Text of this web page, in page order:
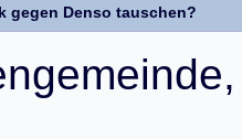
gegen Denso tauschen?
ngemeinde,